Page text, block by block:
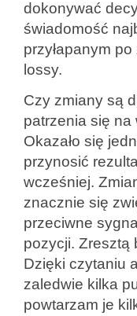
dokonywać
świadomość
przyłapanym
lossy.
Czy zmiany są
patrzenia się na
Okazało się
przynosić
wcześniej.
znacznie się
przeciwne
pozycji. Zresztą
Dzięki czytaniu
zaledwie kilka
powtarzam je